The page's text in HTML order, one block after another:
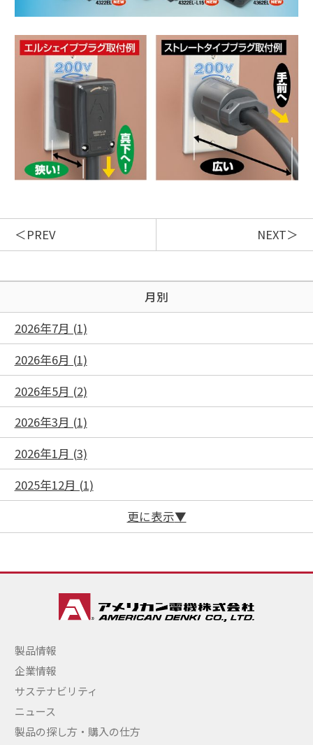
PREV NEXT
月別
2026年7月 (1)
2026年6月 (1)
2026年5月 (2)
2026年3月 (1)
2026年1月 (3)
2025年12月 (1)
更に表示
製品情報
企業情報
サステナビリティ
ニュース
製品の探し方・購入の仕方